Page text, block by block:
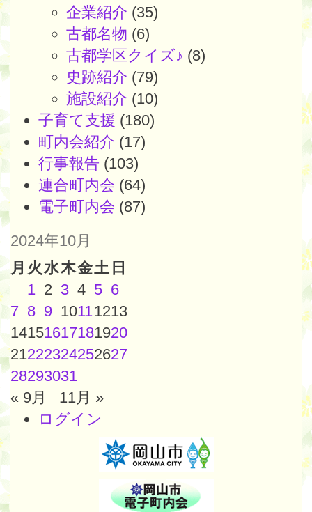
企業紹介 (35)
古都名物 (6)
古都学区クイズ♪ (8)
史跡紹介 (79)
施設紹介 (10)
子育て支援 (180)
町内会紹介 (17)
行事報告 (103)
連合町内会 (64)
電子町内会 (87)
2024年10月
月 火水木金土 日
1 2 3 4 5 6
7 8 9 10111213
14151617181920
21222324252627
28293031
« 9月
11月 »
ログイン